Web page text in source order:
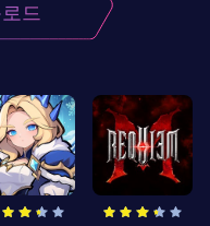
드